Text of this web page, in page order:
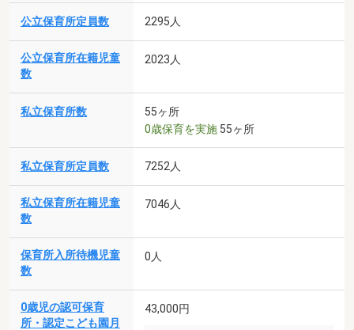
公立保育所定員数 2295人
公立保育所在籍児童
数
2023人
私立保育所数
55ヶ所
0歳保育を実施 55ヶ所
私立保育所定員数 7252人
私立保育所在籍児童
数
7046人
保育所入所待機児童
数
0人
0歳児の認可保育
所・認定こども園月
43,000円